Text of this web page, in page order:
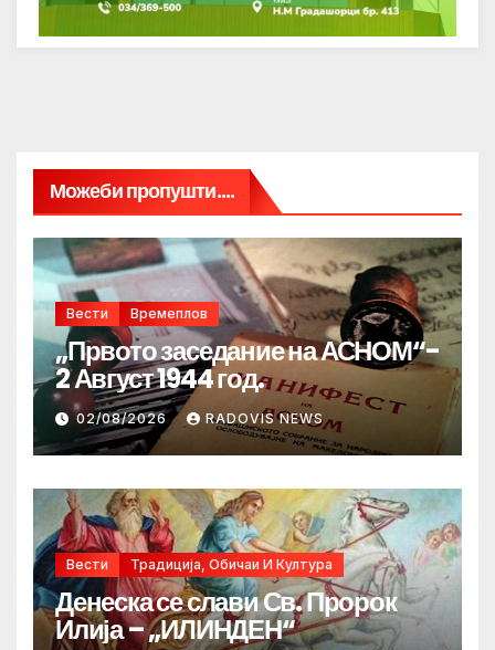
Можеби пропушти....
Вести Времеплов
„Првото заседание на АСНОМ“-
2 Август 1944 год.
02/08/2026 RADOVIS NEWS
Вести Традиција, Обичаи И Култура
Денеска се слави Св. Пророк
Илија – „ИЛИНДЕН“